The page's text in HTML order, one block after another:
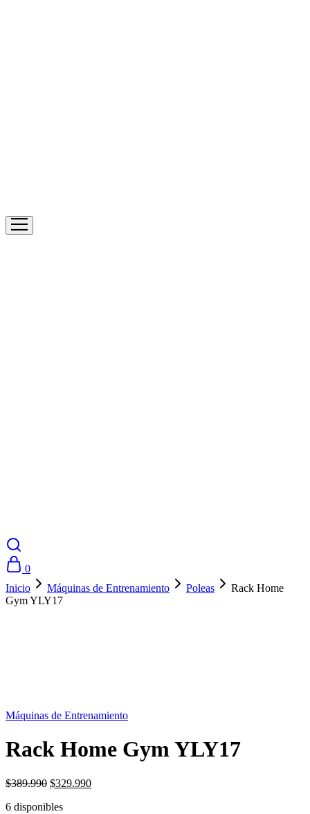
0
Inicio
Máquinas de Entrenamiento Poleas
Rack Home
Gym YLY17
Máquinas de Entrenamiento
Rack Home Gym YLY17
$389.990 El
original
$329.990El
6 disponibles